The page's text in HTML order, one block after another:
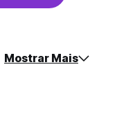
Mostrar Mais